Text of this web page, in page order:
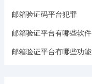
邮箱验证码平台犯罪
邮箱验证平台有哪些软件
邮箱验证平台有哪些功能